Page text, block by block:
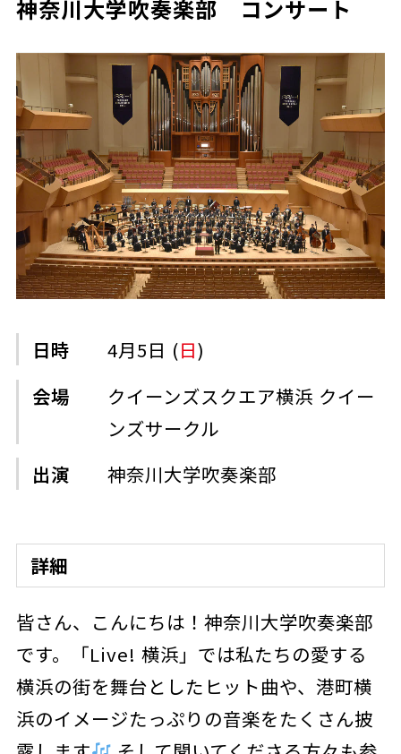
神奈川大学吹奏楽部 コンサート
日時 4月5日 (日)
会場
クイーンズスクエア横浜 クイー
ンズサークル
出演
神奈川大学吹奏楽部
詳細
皆さん、こんにちは！神奈川大学吹奏楽部
です。「Live! 横浜」では私たちの愛する
横浜の街を舞台としたヒット曲や、港町横
浜のイメージたっぷりの音楽をたくさん披